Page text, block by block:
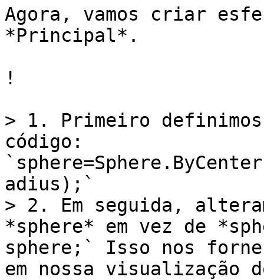
Agora, vamos criar
*Principal*.
!
> 1. Primeiro
código:
adius);`
> 2. Em seguida,
*sphere* em vez de
sphere;` Isso nos
em nossa visualização